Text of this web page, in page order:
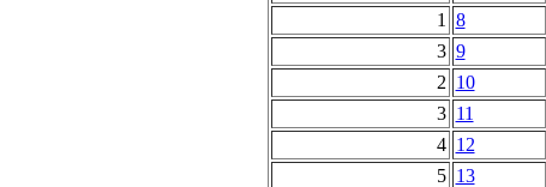
1
8
3 9
2 10
3 11
4 12
5 13